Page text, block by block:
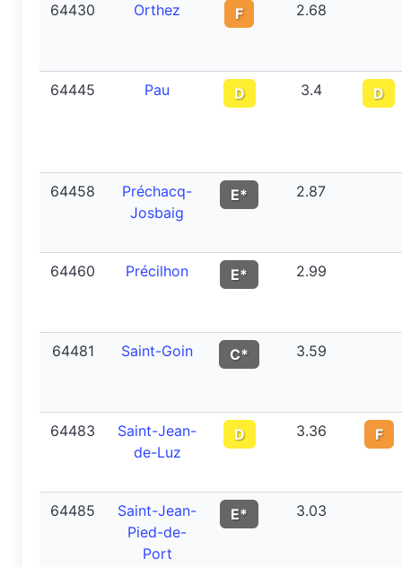
64430 Orthez F 2.68
64445 Pau D 3.4 D
64458
Préchacq-
Josbaig
E* 2.87
64460 Précilhon E* 2.99
64481 Saint-Goin C* 3.59
64483
Saint-Jean-
de-Luz
D 3.36 F
64485
Saint-Jean-
Pied-de-
Port
E* 3.03